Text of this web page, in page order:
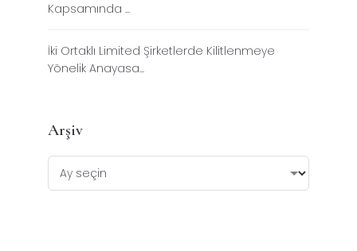
Kapsamında ...
İki Ortaklı Limited Şirketlerde Kilitlenmeye
Yönelik Anayasa...
Arşiv